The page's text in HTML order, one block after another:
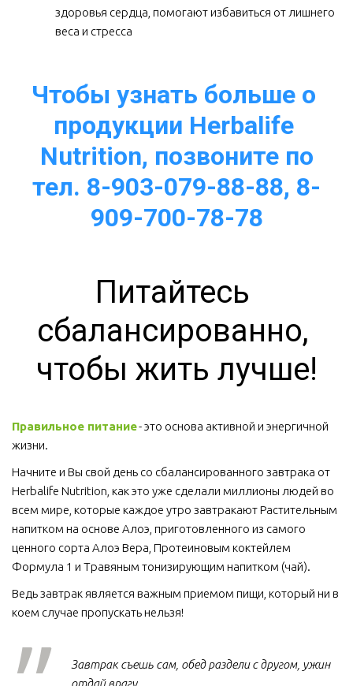
здоровья сердца, помогают избавиться от лишнего
веса и стресса
Чтобы узнать больше о
продукции Herbalife
Nutrition, позвоните по
тел. 8-903-079-88-88, 8-
909-700-78-78
Питайтесь
сбалансированно,
чтобы жить лучше!
Правильное питание - это основа активной и энергичной
жизни.
Начните и Вы свой день со сбалансированного завтрака от
Herbalife Nutrition, как это уже сделали миллионы людей во
всем мире, которые каждое утро завтракают Растительным
напитком на основе Алоэ, приготовленного из самого
ценного сорта Алоэ Вера, Протеиновым коктейлем
Формула 1 и Травяным тонизирующим напитком (чай).
Ведь завтрак является важным приемом пищи, который ни в
коем случае пропускать нельзя!
Завтрак съешь сам, обед раздели с другом, ужин